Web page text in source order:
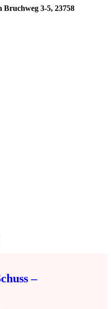
Bruchweg 3-5, 23758
–